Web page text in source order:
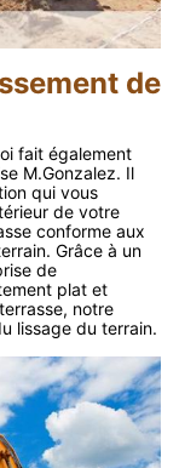
de
fait également
M.Gonzalez. Il
qui vous
de votre
conforme aux
Grâce à un
de
plat et
notre
lissage du terrain.